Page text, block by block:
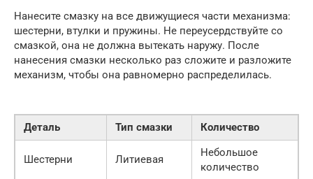
Нанесите смазку на все движущиеся части механизма:
шестерни, втулки и пружины. Не переусердствуйте со
смазкой, она не должна вытекать наружу. После
нанесения смазки несколько раз сложите и разложите
механизм, чтобы она равномерно распределилась.
Деталь Тип смазки Количество
Шестерни Литиевая
Небольшое
количество